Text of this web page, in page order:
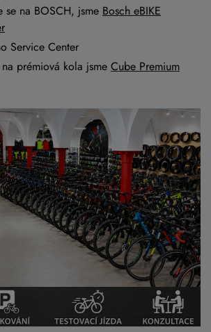
se na BOSCH, jsme Bosch eBIKE
Service Center
prémiová kola jsme Cube Premium